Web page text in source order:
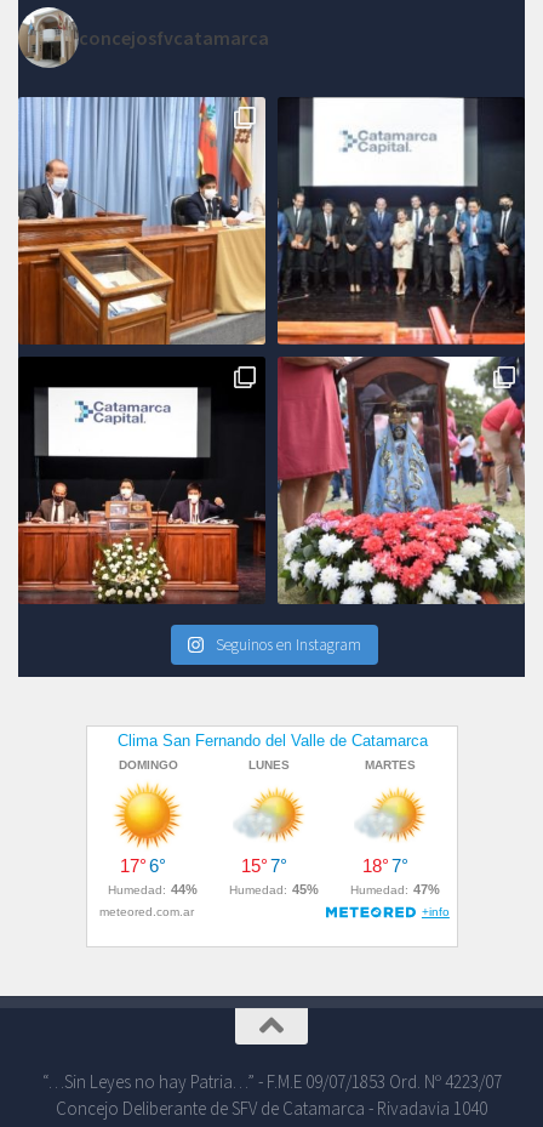
concejosfvcatamarca
Seguinos en Instagram
“…Sin Leyes no hay Patria…” - F.M.E 09/07/1853 Ord. Nº 4223/07
Concejo Deliberante de SFV de Catamarca - Rivadavia 1040